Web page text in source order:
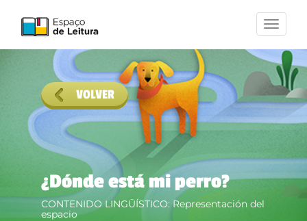
Toggle
navigation
VOLVER
¿Dónde está mi perro?
CONTENIDO LINGÜÍSTICO: Representación del
espacio